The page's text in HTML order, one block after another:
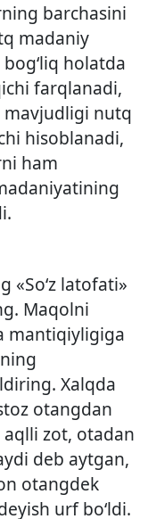
barchasini
madaniy
holatda
farqlanadi,
mavjudligi nutq
hisoblanadi,
ham
«So‘z latofati»
Maqolni
mantiqiyligiga
Xalqda
otangdan
aqlli zot, otadan
deb aytgan,
otangdek
urf bo‘ldi.